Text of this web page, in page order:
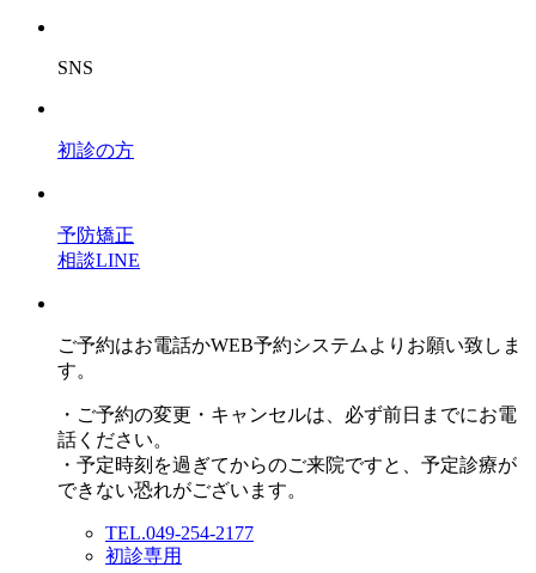
SNS
初診の方
予防矯正
相談LINE
ご予約はお電話かWEB予約システムよりお願い致しま
す。
・ご予約の変更・キャンセルは、必ず前日までにお電
話ください。
・予定時刻を過ぎてからのご来院ですと、予定診療が
できない恐れがございます。
TEL.049-254-2177
初診専用